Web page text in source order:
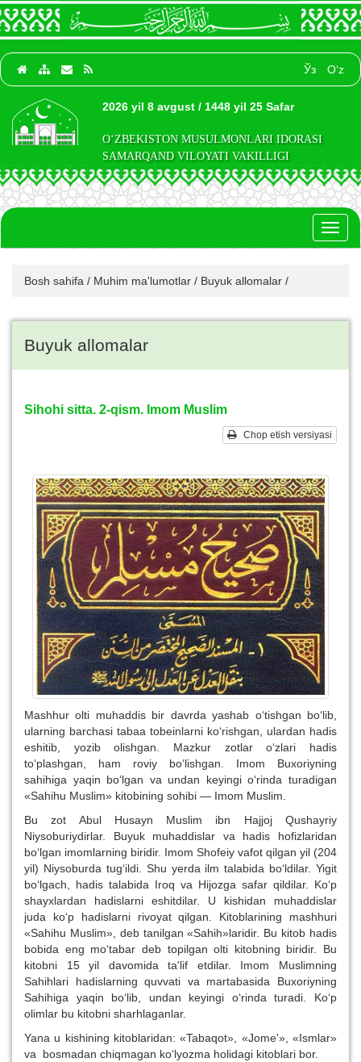
Ўз O‘z
2026 yil 8 avgust / 1448 yil 25 Safar
O‘ZBEKISTON MUSULMONLARI IDORASI
SAMARQAND VILOYATI VAKILLIGI
Bosh sahifa / Muhim ma'lumotlar / Buyuk allomalar /
Buyuk allomalar
Sihohi sitta. 2-qism. Imom Muslim
Chop etish versiyasi
Mashhur olti muhaddis bir davrda yashab o‘tishgan bo‘lib,
ularning barchasi tabaa tobeinlarni ko‘rishgan, ulardan hadis
eshitib, yozib olishgan. Mazkur zotlar o‘zlari hadis
to‘plashgan, ham roviy bo‘lishgan. Imom Buxoriyning
sahihiga yaqin bo‘lgan va undan keyingi o‘rinda turadigan
«Sahihu Muslim» kitobining sohibi — Imom Muslim.
Bu zot Abul Husayn Muslim ibn Hajjoj Qushayriy
Niysoburiydirlar. Buyuk muhaddislar va hadis hofizlaridan
bo‘lgan imomlarning biridir. Imom Shofeiy vafot qilgan yil (204
yil) Niysoburda tug‘ildi. Shu yerda ilm talabida bo‘ldilar. Yigit
bo‘lgach, hadis talabida Iroq va Hijozga safar qildilar. Ko‘p
shayxlardan hadislarni eshitdilar. U kishidan muhaddislar
juda ko‘p hadislarni rivoyat qilgan. Kitoblarining mashhuri
«Sahihu Muslim», deb tanilgan «Sahih»laridir. Bu kitob hadis
bobida eng mo‘tabar deb topilgan olti kitobning biridir. Bu
kitobni 15 yil davomida ta'lif etdilar. Imom Muslimning
Sahihlari hadislarning quvvati va martabasida Buxoriyning
Sahihiga yaqin bo‘lib, undan keyingi o‘rinda turadi. Ko‘p
olimlar bu kitobni sharhlaganlar.
Yana u kishining kitoblaridan: «Tabaqot», «Jome'», «Ismlar»
va bosmadan chiqmagan ko‘lyozma holidagi kitoblari bor.